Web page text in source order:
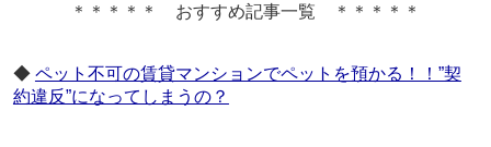
＊＊＊＊＊ おすすめ記事一覧 ＊＊＊＊＊
◆ ペット不可の賃貸マンションでペットを預かる！！”契
約違反”になってしまうの？